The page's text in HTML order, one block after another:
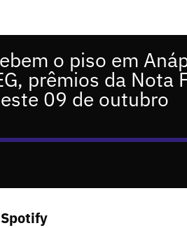
o piso em
prêmios da Nota
09 de outubro
Spotify